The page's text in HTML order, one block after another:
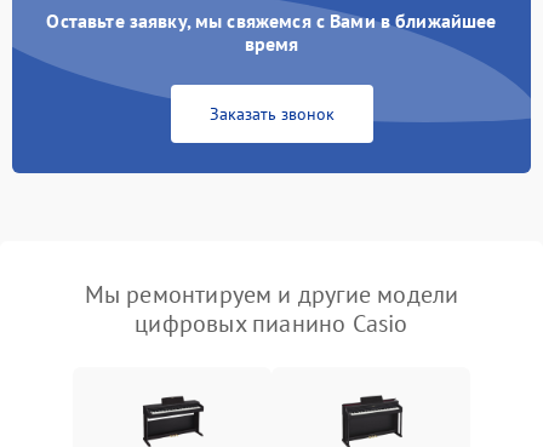
Оставьте заявку, мы свяжемся с Вами в ближайшее
время
Заказать звонок
Мы ремонтируем и другие модели
цифровых пианино Casio